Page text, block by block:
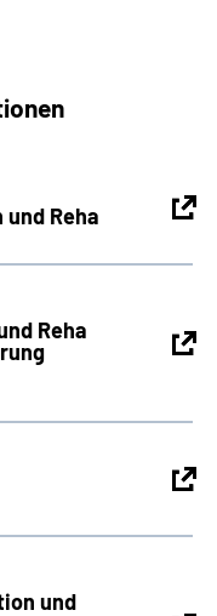
Reha
Reha
und